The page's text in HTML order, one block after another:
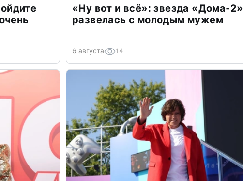
«Ну вот и всё»: звезда «Дома-2»
развелась с молодым мужем
6 августа 14